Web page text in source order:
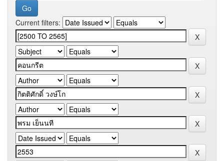
Current filters: